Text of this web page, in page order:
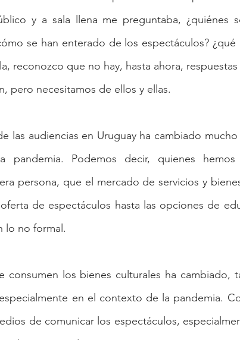
y a sala llena me preguntaba, ¿quiénes
se han enterado de los espectáculos? ¿qué
reconozco que no hay, hasta ahora,
pero necesitamos de ellos y ellas.
las audiencias en Uruguay ha cambiado
pandemia. Podemos decir, quienes
persona, que el mercado de servicios y
de espectáculos hasta las opciones de
lo no formal.
consumen los bienes culturales ha cambiado,
en el contexto de la pandemia.
de comunicar los espectáculos,